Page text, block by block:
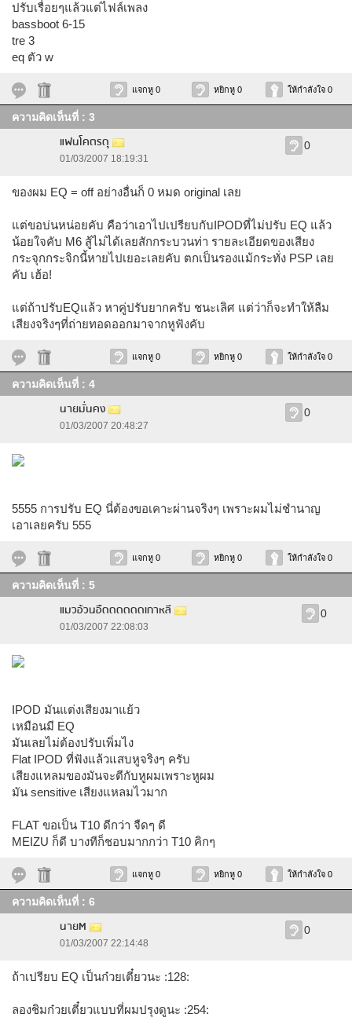
ปรับเรื่อยๆแล้วแต่ไฟล์เพลง
bassboot 6-15
tre 3
eq ตัว w
แจกหู 0 หยิกหู 0 ให้กำลังใจ 0
ความคิดเห็นที่ : 3
แฟนโคตรดุ
01/03/2007 18:19:31
0
ของผม EQ = off อย่างอื่นก็ 0 หมด original เลย
แต่ขอบ่นหน่อยคับ คือว่าเอาไปเปรียบกับIPODที่ไม่ปรับ EQ แล้ว
น้อยใจคับ M6 สู้ไม่ได้เลยสักกระบวนท่า รายละเอียดของเสียง
กระจุกกระจิกนี้หายไปเยอะเลยคับ ตกเป็นรองแม้กระทั่ง PSP เลย
คับ เฮ้อ!
แต่ถ้าปรับEQแล้ว หาคู่ปรับยากครับ ชนะเลิศ แต่ว่าก็จะทำให้ลืม
เสียงจริงๆที่ถ่ายทอดออกมาจากหูฟังคับ
แจกหู 0 หยิกหู 0 ให้กำลังใจ 0
ความคิดเห็นที่ : 4
นายมั่นคง
01/03/2007 20:48:27
0
5555 การปรับ EQ นี่ต้องขอเคาะผ่านจริงๆ เพราะผมไม่ชำนาญ
เอาเลยครับ 555
แจกหู 0 หยิกหู 0 ให้กำลังใจ 0
ความคิดเห็นที่ : 5
แมวอ้วนอืดดดดดดเกาหลี
01/03/2007 22:08:03
0
IPOD มันแต่งเสียงมาแย้ว
เหมือนมี EQ
มันเลยไม่ต้องปรับเพิ่มไง
Flat IPOD ที่ฟังแล้วแสบหูจริงๆ ครับ
เสียงแหลมของมันจะตีกับหูผมเพราะหูผม
มัน sensitive เสียงแหลมไวมาก
FLAT ขอเป็น T10 ดีกว่า จืดๆ ดี
MEIZU ก็ดี บางทีก็ชอบมากกว่า T10 คิกๆ
แจกหู 0 หยิกหู 0 ให้กำลังใจ 0
ความคิดเห็นที่ : 6
นายM
01/03/2007 22:14:48
0
ถ้าเปรียบ EQ เป็นก๋วยเตี๋ยวนะ :128:
ลองชิมก๋วยเตี๋ยวแบบที่ผมปรุงดูนะ :254: